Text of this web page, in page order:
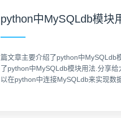
python中MySQLdb模块
篇文章主要介绍了python中MySQLdb
了python中MySQLdb模块用法.分享
以在python中连接MySQLdb来实现